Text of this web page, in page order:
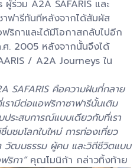
ร่วม A2A SAFARIS และ
ฟารีทันทีหลังจากได้สัมผัส
ริกาและได้มีโอกาสกลับไปอีก
ศ. 2005 หลังจากนั้นจึงได้
/ A2A Journeys ใน
SAFARIS คือความฝันที่กลาย
รามีต่อแอฟริกาซาฟารีนั้นเติม
ระสบการณ์แบบเดียวกับที่เรา
ชมโลกใบใหม่ การท่องเที่ยว
วัฒนธรรม ผู้คน และวิถีชีวิตแบบ
ริกา”คุณโมนิก้า กล่าวทิ้งท้าย